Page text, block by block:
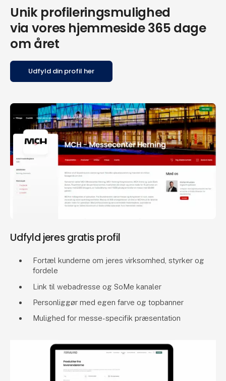
Unik profileringsmulighed
via vores hjemmeside 365 dage
om året
Udfyld din profil her
Udfyld jeres gratis profil
Fortæl kunderne om jeres virksomhed, styrker og
fordele
Link til webadresse og SoMe kanaler
Personliggør med egen farve og topbanner
Mulighed for messe-specifik præsentation